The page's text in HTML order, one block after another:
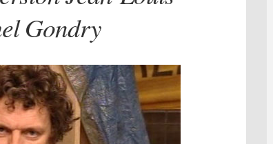
Gondry